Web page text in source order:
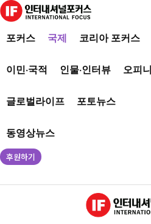
포커스 국제 코리아 포커스
이민·국적 인물·인터뷰 오피
글로벌라이프 포토뉴스
동영상뉴스
후원하기